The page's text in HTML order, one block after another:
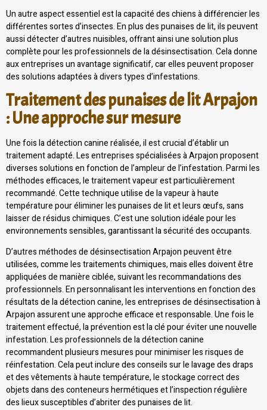
Un autre aspect essentiel est la capacité des chiens à différencier les
différentes sortes d’insectes. En plus des punaises de lit, ils peuvent
aussi détecter d’autres nuisibles, offrant ainsi une solution plus
complète pour les professionnels de la désinsectisation. Cela donne
aux entreprises un avantage significatif, car elles peuvent proposer
des solutions adaptées à divers types d’infestations.
Traitement des punaises de lit Arpajon
: Une approche sur mesure
Une fois la détection canine réalisée, il est crucial d’établir un
traitement adapté. Les entreprises spécialisées à Arpajon proposent
diverses solutions en fonction de l’ampleur de l’infestation. Parmi les
méthodes efficaces, le traitement vapeur est particulièrement
recommandé. Cette technique utilise de la vapeur à haute
température pour éliminer les punaises de lit et leurs œufs, sans
laisser de résidus chimiques. C’est une solution idéale pour les
environnements sensibles, garantissant la sécurité des occupants.
D’autres méthodes de désinsectisation Arpajon peuvent être
utilisées, comme les traitements chimiques, mais elles doivent être
appliquées de manière ciblée, suivant les recommandations des
professionnels. En personnalisant les interventions en fonction des
résultats de la détection canine, les entreprises de désinsectisation à
Arpajon assurent une approche efficace et responsable. Une fois le
traitement effectué, la prévention est la clé pour éviter une nouvelle
infestation. Les professionnels de la détection canine
recommandent plusieurs mesures pour minimiser les risques de
réinfestation. Cela peut inclure des conseils sur le lavage des draps
et des vêtements à haute température, le stockage correct des
objets dans des conteneurs hermétiques et l’inspection régulière
des lieux susceptibles d’abriter des punaises de lit.